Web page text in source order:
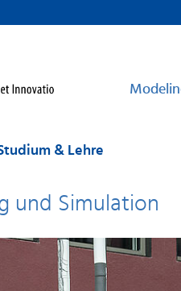
& Lehre
und Simulation